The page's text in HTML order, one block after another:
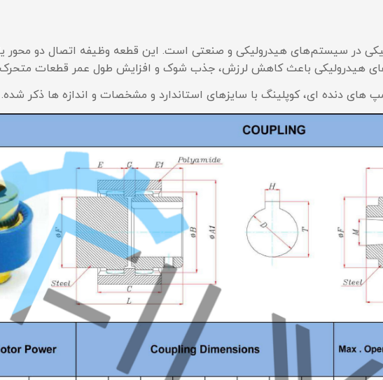
در سیستم‌های هیدرولیکی و صنعتی است. این قطعه وظیفه اتصال دو محور یا
هیدرولیکی باعث کاهش لرزش، جذب شوک و افزایش طول عمر قطعات
های دنده ای، کوپلینگ با سایزهای استاندارد و مشخصات و اندازه ها ذکر شده.